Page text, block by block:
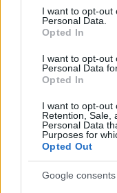
consent section.
I want to opt-out
Personal Data.
Opted In
I want to opt-out
Personal Data
Opted In
I want to opt-out
Retention, Sale,
Personal Data
Purposes for
Opted Out
Google consents
2026-08-08 17:00
Leeds Unitedvs
ELŐZŐ
Támogatás